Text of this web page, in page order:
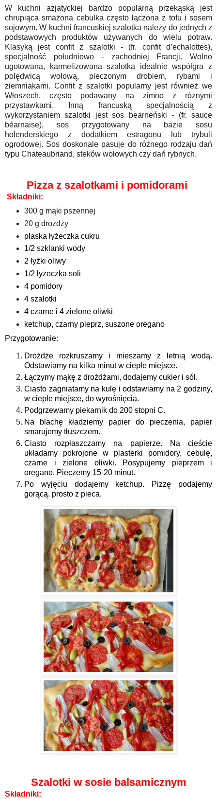
W kuchni azjatyckiej bardzo popularną przekąską jest
chrupiąca smażona cebulka często łączona z tofu i sosem
sojowym. W kuchni francuskiej szalotka należy do jednych z
podstawowych produktów używanych do wielu potraw.
Klasyką jest confit z szalotki - (fr. confit d’echalottes),
specjalność południowo - zachodniej Francji. Wolno
ugotowana, karmelizowana szalotka idealnie współgra z
polędwicą wołową, pieczonym drobiem, rybami i
ziemniakami. Confit z szalotki popularny jest również we
Włoszech, często podawany na zimno z różnymi
przystawkami. Inną francuską specjalnością z
wykorzystaniem szalotki jest sos bearneński - (fr. sauce
béarnaise), sos przygotowany na bazie sosu
holenderskiego z dodatkiem estragonu lub trybuli
ogrodowej. Sos doskonale pasuje do różnego rodzaju dań
typu Chateaubriand, steków wołowych czy dań rybnych.
Pizza z szalotkami i pomidorami
Składniki:
300 g mąki pszennej
20 g drożdży
płaska łyżeczka cukru
1/2 szklanki wody
2 łyżki oliwy
1/2 łyżeczka soli
4 pomidory
4 szalotki
4 czarne i 4 zielone oliwki
ketchup, czarny pieprz, suszone oregano
Przygotowanie:
Drożdże rozkruszamy i mieszamy z letnią wodą.
Odstawiamy na kilka minut w ciepłe miejsce.
Łączymy mąkę z drożdżami, dodajemy cukier i sól.
Ciasto zagniatamy na kulę i odstawiamy na 2 godziny,
w ciepłe miejsce, do wyrośnięcia.
Podgrzewamy piekarnik do 200 stopni C.
Na blachę kładziemy papier do pieczenia, papier
smarujemy tłuszczem.
Ciasto rozpłaszczamy na papierze. Na cieście
układamy pokrojone w plasterki pomidory, cebulę,
czarne i zielone oliwki. Posypujemy pieprzem i
oregano. Pieczemy 15-20 minut.
Po wyjęciu dodajemy ketchup. Pizzę podajemy
gorącą, prosto z pieca.
Szalotki w sosie balsamicznym
Składniki: